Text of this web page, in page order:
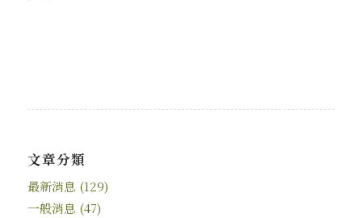
文章分類
最新消息(129)
一般消息(47)